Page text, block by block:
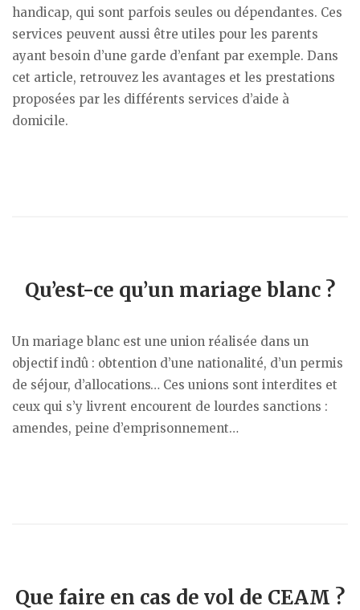
handicap, qui sont parfois seules ou dépendantes. Ces
services peuvent aussi être utiles pour les parents
ayant besoin d’une garde d’enfant par exemple. Dans
cet article, retrouvez les avantages et les prestations
proposées par les différents services d’aide à
domicile.
Qu’est-ce qu’un mariage blanc ?
Un mariage blanc est une union réalisée dans un
objectif indû : obtention d’une nationalité, d’un permis
de séjour, d’allocations… Ces unions sont interdites et
ceux qui s’y livrent encourent de lourdes sanctions :
amendes, peine d’emprisonnement…
Que faire en cas de vol de CEAM ?